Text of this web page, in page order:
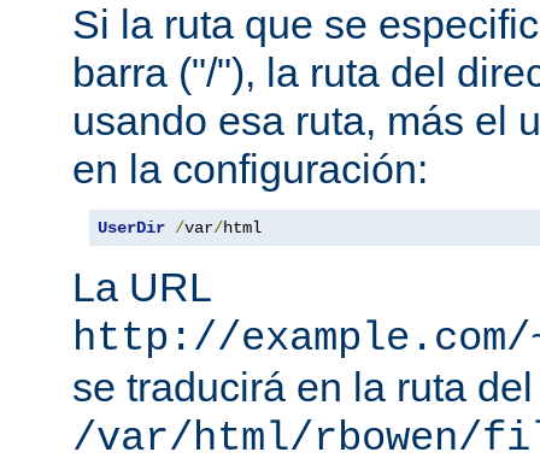
Si la ruta que se
barra ("/"), la ruta del
usando esa ruta, más el
en la configuración:
UserDir /var/html
La URL
http://
se traducirá en la ruta
/var/html/rbowen/